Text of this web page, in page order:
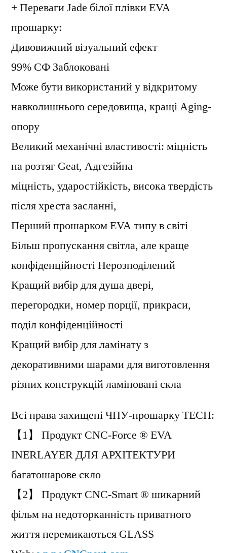
+ Переваги Jade білої плівки EVA
прошарку:
Дивовижний візуальний ефект
99% СФ Заблоковані
Може бути використаний у відкритому
навколишнього середовища, кращі Aging-
опору
Великий механічні властивості: міцність
на розтяг Geat, Адгезійна
міцність, ударостійкість, висока твердість
після хреста засланні,
Перший прошарком EVA типу в світі
Більш пропускання світла, але краще
конфіденційності Нерозподілений
Кращий вибір для душа двері,
перегородки, номер порції, прикраси,
поділ конфіденційності
Кращий вибір для ламінату з
декоративними шарами для виготовлення
різних конструкцій ламіновані скла
Всі права захищені ЧПУ-прошарку TECH:
【1】 Продукт CNC-Force ® EVA
INERLAYER ДЛЯ АРХІТЕКТУРИ
багатошарове скло
【2】 Продукт CNC-Smart ® шикарний
фільм на недоторканність приватного
життя перемикаються GLASS